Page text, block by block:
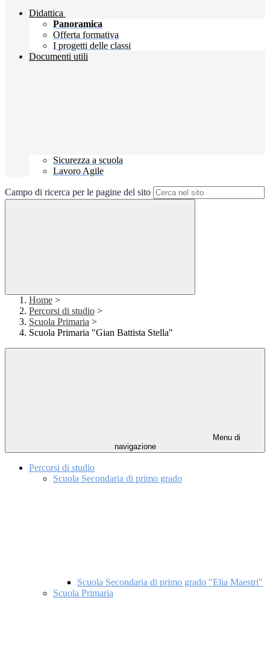
Didattica
Panoramica
Offerta formativa
I progetti delle classi
Documenti utili
Sicurezza a scuola
Lavoro Agile
Campo di ricerca per le pagine del sito
Home >
Percorsi di studio >
Scuola Primaria >
Scuola Primaria "Gian Battista Stella"
Menu di
navigazione
Percorsi di studio
Scuola Secondaria di primo grado
Scuola Secondaria di primo grado "Elia Maestri"
Scuola Primaria